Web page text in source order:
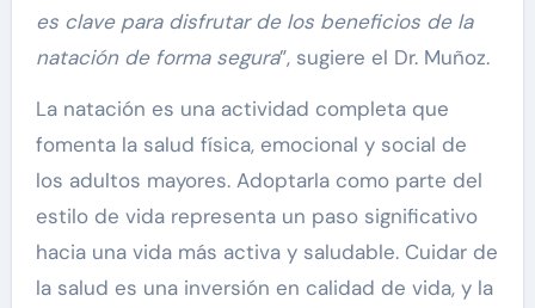
es clave para disfrutar de los beneficios de la
natación de forma segura”, sugiere el Dr. Muñoz.
La natación es una actividad completa que
fomenta la salud física, emocional y social de
los adultos mayores. Adoptarla como parte del
estilo de vida representa un paso significativo
hacia una vida más activa y saludable. Cuidar de
la salud es una inversión en calidad de vida, y la